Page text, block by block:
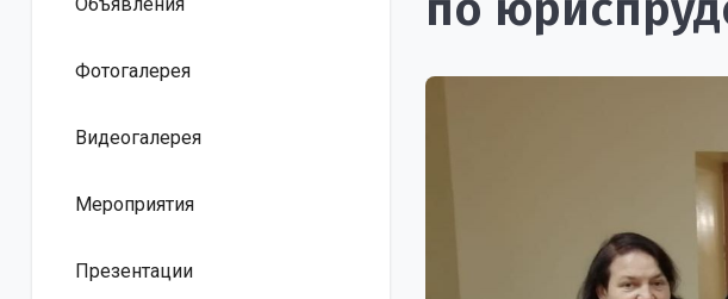
Фотогалерея
Видеогалерея
Мероприятия
Презентации